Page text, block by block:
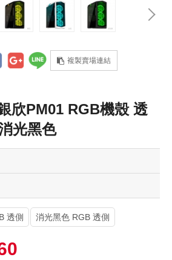
複製賣場連結
欣PM01 RGB機殼 透
光黑色
透側 消光黑色 RGB 透側